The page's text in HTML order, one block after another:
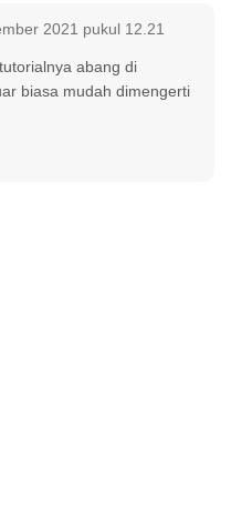
2021 pukul 12.21
abang di
biasa mudah dimengerti